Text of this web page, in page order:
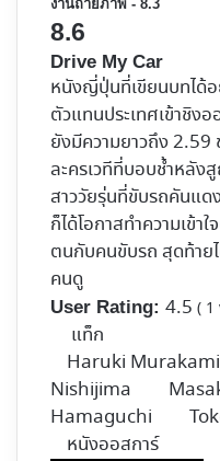
งานถ่ายภาพ - 8.3
8.6
Drive My Car
หนังญี่ปุ่นที่เขียนบทได้
ตัวแทนประเทศเข้าชิง
ยังมีความยาวถึง 2.59
ละครเวทีที่บอบช้ำหลัง
สาววัยรุ่นที่ขับรถคันแดง
ก็ได้โอกาสทำความเข้า
ตนกับคนขับรถ สุดท้าย
คนดู
User Rating: 4.5 ( 1
แท็ก
Haruki Murakami
Nishijima
Hamaguchi
หนังออสการ์